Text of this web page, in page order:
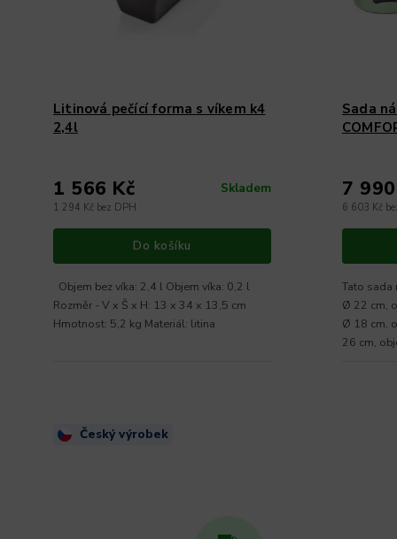
Litinová pečící forma s víkem k4
2,4l
Skladem
1 294 Kč bez DPH
1 566 Kč
Do košíku
Rozměr - V x Š x H: 13 x 34 x 13,5 cm
Sada
6 603 Kč
7
Tato sada
Ø 22 cm,
Ø 18 cm,
26 cm,
Český výrobek